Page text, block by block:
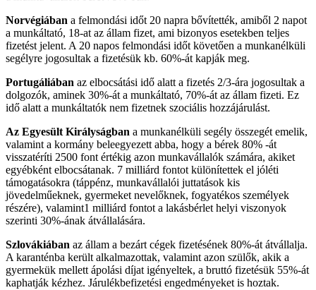
Norvégiában a felmondási időt 20 napra bővítették, amiből 2 napot
a munkáltató, 18-at az állam fizet, ami bizonyos esetekben teljes
fizetést jelent. A 20 napos felmondási időt követően a munkanélküli
segélyre jogosultak a fizetésük kb. 60%-át kapják meg.
Portugáliában az elbocsátási idő alatt a fizetés 2/3-ára jogosultak a
dolgozók, aminek 30%-át a munkáltató, 70%-át az állam fizeti. Ez
idő alatt a munkáltatók nem fizetnek szociális hozzájárulást.
Az Egyesült Királyságban a munkanélküli segély összegét emelik,
valamint a kormány beleegyezett abba, hogy a bérek 80% -át
visszatéríti 2500 font értékig azon munkavállalók számára, akiket
egyébként elbocsátanak. 7 milliárd fontot különítettek el jóléti
támogatásokra (táppénz, munkavállalói juttatások kis
jövedelműeknek, gyermeket nevelőknek, fogyatékos személyek
részére), valamint1 milliárd fontot a lakásbérlet helyi viszonyok
szerinti 30%-ának átvállalására.
Szlovákiában az állam a bezárt cégek fizetésének 80%-át átvállalja.
A karanténba került alkalmazottak, valamint azon szülők, akik a
gyermekük mellett ápolási díjat igényeltek, a bruttó fizetésük 55%-át
kaphatják kézhez. Járulékbefizetési engedményeket is hoztak.